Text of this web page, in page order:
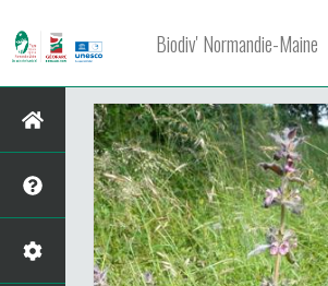
Biodiv' Normandie-Maine